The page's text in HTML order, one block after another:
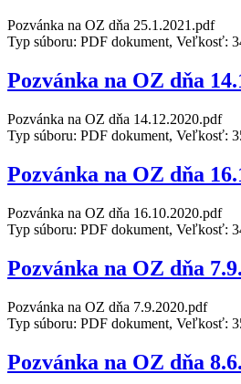
Pozvánka na OZ dňa 25.1.2021.pdf
Typ súboru: PDF dokument, Veľkosť:
Pozvánka na OZ dňa
Pozvánka na OZ dňa 14.12.2020.pdf
Typ súboru: PDF dokument, Veľkosť:
Pozvánka na OZ dňa
Pozvánka na OZ dňa 16.10.2020.pdf
Typ súboru: PDF dokument, Veľkosť:
Pozvánka na OZ dňa
Pozvánka na OZ dňa 7.9.2020.pdf
Typ súboru: PDF dokument, Veľkosť:
Pozvánka na OZ dňa